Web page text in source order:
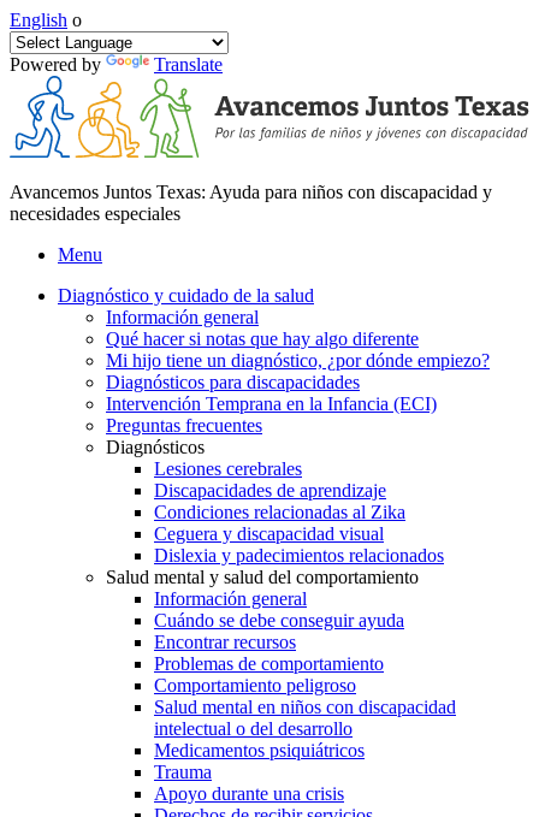
English o
Powered by Translate
Avancemos Juntos Texas: Ayuda para niños con discapacidad y
necesidades especiales
Menu
Diagnóstico y cuidado de la salud
Información general
Qué hacer si notas que hay algo diferente
Mi hijo tiene un diagnóstico, ¿por dónde empiezo?
Diagnósticos para discapacidades
Intervención Temprana en la Infancia (ECI)
Preguntas frecuentes
Diagnósticos
Lesiones cerebrales
Discapacidades de aprendizaje
Condiciones relacionadas al Zika
Ceguera y discapacidad visual
Dislexia y padecimientos relacionados
Salud mental y salud del comportamiento
Información general
Cuándo se debe conseguir ayuda
Encontrar recursos
Problemas de comportamiento
Comportamiento peligroso
Salud mental en niños con discapacidad
intelectual o del desarrollo
Medicamentos psiquiátricos
Trauma
Apoyo durante una crisis